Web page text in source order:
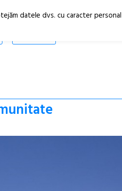
RO
datele dvs. cu caracter